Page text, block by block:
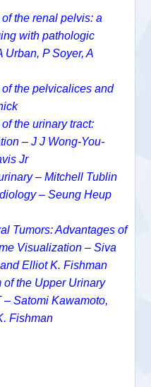
the renal pelvis: a
with pathologic
Urban, P Soyer, A
the pelvicalices and
the urinary tract:
– J J Wong-You-
Jr
– Mitchell Tublin
– Seung Heup
Tumors: Advantages of
Visualization – Siva
Elliot K. Fishman
the Upper Urinary
Satomi Kawamoto,
Fishman